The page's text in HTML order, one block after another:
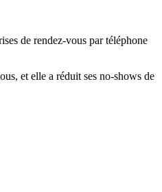
de rendez-vous par téléphone
et elle a réduit ses no-shows de